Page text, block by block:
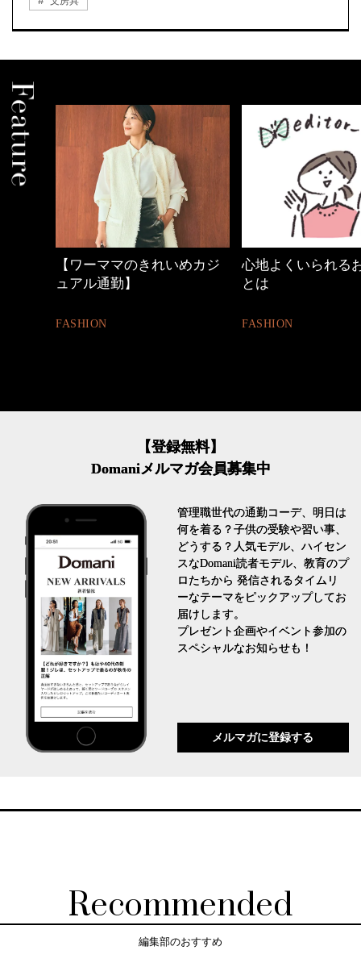
【ワーママのきれいめカジ
ュアル通勤】
FASHION
心地よくいられる
とは
FASHION
【登録無料】
Domaniメルマガ会員募集中
管理職世代の通勤コーデ、明日は
何を着る？子供の受験や習い事、
どうする？人気モデル、ハイセン
スなDomani読者モデル、教育のプ
ロたちから 発信されるタイムリ
ーなテーマをピックアップしてお
届けします。
プレゼント企画やイベント参加の
スペシャルなお知らせも！
メルマガに登録する
Recommended
編集部のおすすめ